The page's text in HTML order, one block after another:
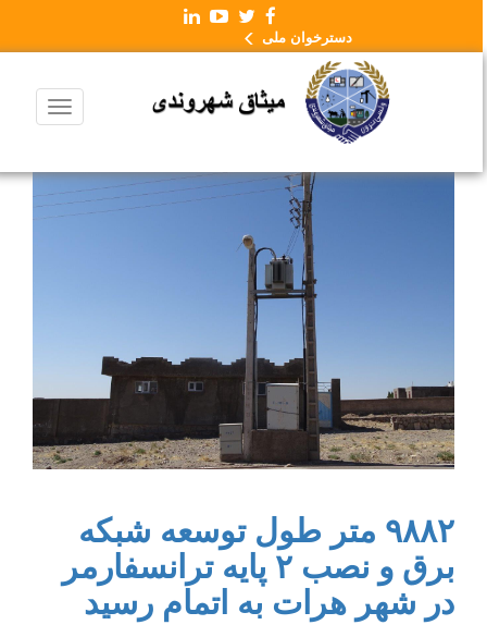
دسترخوان ملی
۹۸۸۲ متر طول توسعه شبکه
برق و نصب ۲ پایه ترانسفارمر
در شهر هرات به اتمام رسید